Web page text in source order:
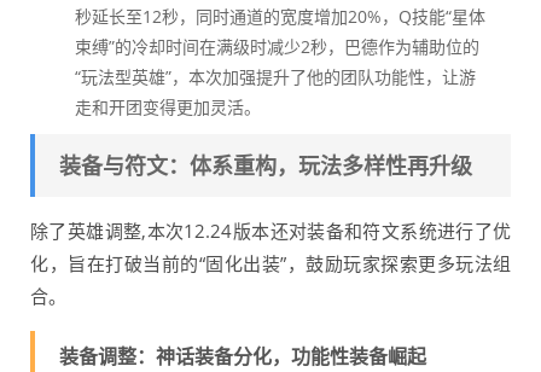
秒延长至12秒，同时通道的宽度增加20%，Q技能“星体
束缚”的冷却时间在满级时减少2秒，巴德作为辅助位的
“玩法型英雄”，本次加强提升了他的团队功能性，让游
走和开团变得更加灵活。
装备与符文：体系重构，玩法多样性再升级
除了英雄调整,本次12.24版本还对装备和符文系统进行了优
化，旨在打破当前的“固化出装”，鼓励玩家探索更多玩法组
合。
装备调整：神话装备分化，功能性装备崛起